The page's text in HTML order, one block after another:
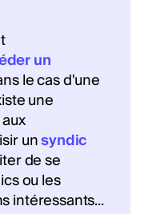
un
le cas d'une
une
unsyndic
de se
ou les
intéressants...